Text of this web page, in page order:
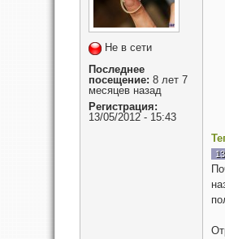
Не в сети
Последнее
посещение: 8 лет 7
месяцев назад
Регистрация:
13/05/2012 - 15:43